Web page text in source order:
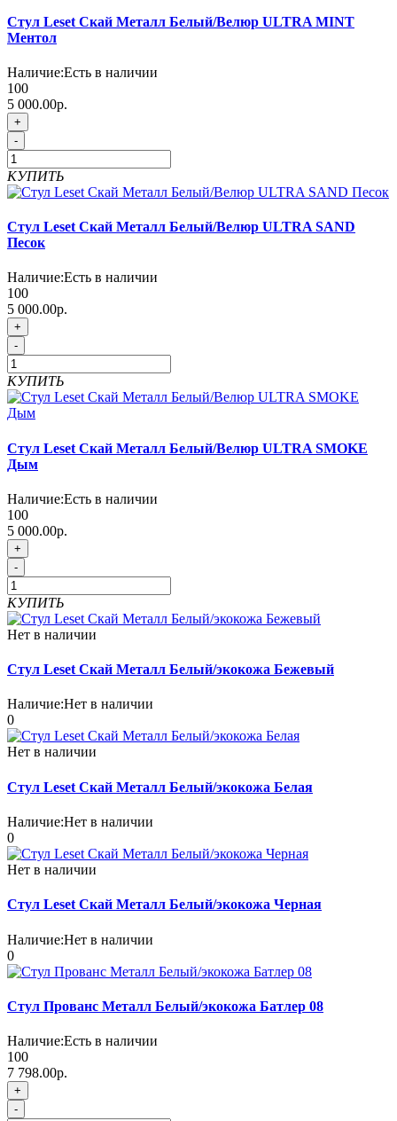
Стул Leset Скай Металл Белый/Велюр ULTRA MINT
Ментол
Наличие:Есть в наличии
100
5 000.00р.
+
-
КУПИТЬ
Стул Leset Скай Металл Белый/Велюр ULTRA SAND
Песок
Наличие:Есть в наличии
100
5 000.00р.
+
-
КУПИТЬ
Стул Leset Скай Металл Белый/Велюр ULTRA SMOKE
Дым
Наличие:Есть в наличии
100
5 000.00р.
+
-
КУПИТЬ
Нет в наличии
Стул Leset Скай Металл Белый/экокожа Бежевый
Наличие:Нет в наличии
0
Нет в наличии
Стул Leset Скай Металл Белый/экокожа Белая
Наличие:Нет в наличии
0
Нет в наличии
Стул Leset Скай Металл Белый/экокожа Черная
Наличие:Нет в наличии
0
Стул Прованс Металл Белый/экокожа Батлер 08
Наличие:Есть в наличии
100
7 798.00р.
+
-